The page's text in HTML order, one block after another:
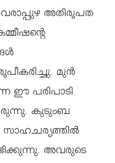
വരാപ്പുഴ അതിരൂപത
മുൻ
ഈ പരിപാടി
കുടുംബ
അവരുടെ